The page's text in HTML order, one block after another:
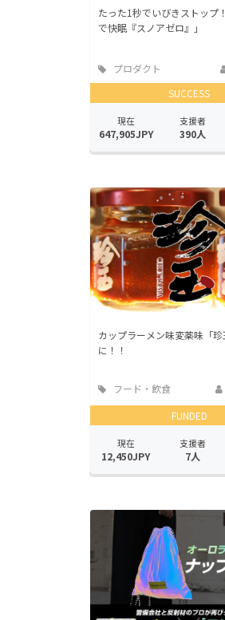
たった1秒でいびきストップ
で快眠『スノアゼロ』」
プロダクト
SUCCESS
現在
647,905JPY
支援者
390人
カップラーメン味変薬味「
に！！
フード・飲食
FUNDED
現在
12,450JPY
支援者
7人